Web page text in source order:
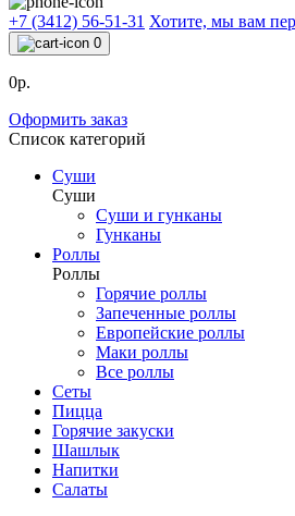
+7 (3412) 56-51-31 Хотите, мы вам
0
0р.
Оформить заказ
Список категорий
Суши
Суши
Суши и гунканы
Гунканы
Роллы
Роллы
Горячие роллы
Запеченные роллы
Европейские роллы
Маки роллы
Все роллы
Сеты
Пицца
Горячие закуски
Шашлык
Напитки
Салаты